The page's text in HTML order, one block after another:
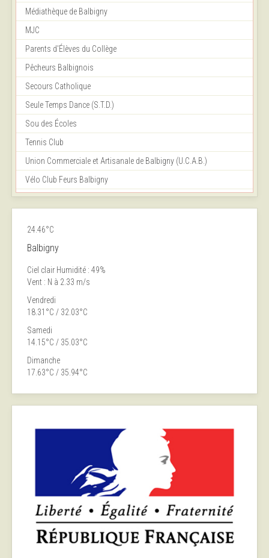
Médiathèque de Balbigny
MJC
Parents d'Élèves du Collège
Pêcheurs Balbignois
Secours Catholique
Seule Temps Dance (S.T.D.)
Sou des Écoles
Tennis Club
Union Commerciale et Artisanale de Balbigny (U.C.A.B.)
Vélo Club Feurs Balbigny
24.46°C
Balbigny
Ciel clair Humidité : 49%
Vent : N à 2.33 m/s
Vendredi
18.31°C / 32.03°C
Samedi
14.15°C / 35.03°C
Dimanche
17.63°C / 35.94°C